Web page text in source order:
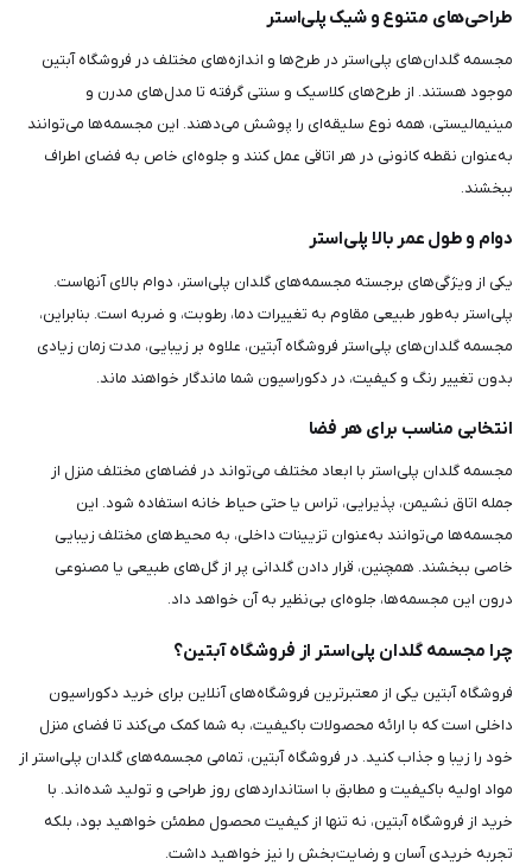
طراحی‌های متنوع و شیک پلی‌استر
مجسمه گلدان‌های پلی‌استر در طرح‌ها و اندازه‌های مختلف در فروشگاه آبتین
موجود هستند. از طرح‌های کلاسیک و سنتی گرفته تا مدل‌های مدرن و
مینیمالیستی، همه نوع سلیقه‌ای را پوشش می‌دهند. این مجسمه‌ها می‌توانند
به‌عنوان نقطه کانونی در هر اتاقی عمل کنند و جلوه‌ای خاص به فضای اطراف
ببخشند.
دوام و طول عمر بالا پلی‌استر
یکی از ویژگی‌های برجسته مجسمه‌های گلدان پلی‌استر، دوام بالای آنهاست.
پلی‌استر به‌طور طبیعی مقاوم به تغییرات دما، رطوبت، و ضربه است. بنابراین،
مجسمه گلدان‌های پلی‌استر فروشگاه آبتین، علاوه بر زیبایی، مدت زمان زیادی
بدون تغییر رنگ و کیفیت، در دکوراسیون شما ماندگار خواهند ماند.
انتخابی مناسب برای هر فضا
مجسمه گلدان پلی‌استر با ابعاد مختلف می‌تواند در فضاهای مختلف منزل از
جمله اتاق نشیمن، پذیرایی، تراس یا حتی حیاط خانه استفاده شود. این
مجسمه‌ها می‌توانند به‌عنوان تزیینات داخلی، به محیط‌های مختلف زیبایی
خاصی ببخشند. همچنین، قرار دادن گلدانی پر از گل‌های طبیعی یا مصنوعی
درون این مجسمه‌ها، جلوه‌ای بی‌نظیر به آن خواهد داد.
چرا مجسمه گلدان پلی‌استر از فروشگاه آبتین؟
فروشگاه آبتین یکی از معتبرترین فروشگاه‌های آنلاین برای خرید دکوراسیون
داخلی است که با ارائه محصولات باکیفیت، به شما کمک می‌کند تا فضای منزل
خود را زیبا و جذاب کنید. در فروشگاه آبتین، تمامی مجسمه‌های گلدان پلی‌استر از
مواد اولیه باکیفیت و مطابق با استانداردهای روز طراحی و تولید شده‌اند. با
خرید از فروشگاه آبتین، نه تنها از کیفیت محصول مطمئن خواهید بود، بلکه
تجربه خریدی آسان و رضایت‌بخش را نیز خواهید داشت.